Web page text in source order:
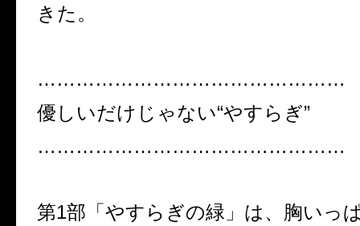
きた。
…………………………………………
優しいだけじゃない“やすらぎ”
…………………………………………
第1部「やすらぎの緑」は、胸いっ